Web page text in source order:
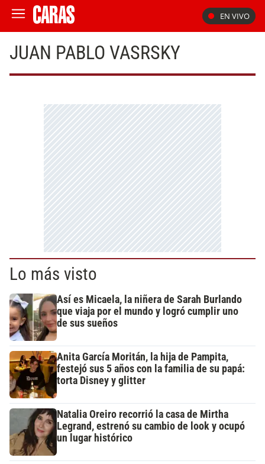
EN VIVO
JUAN PABLO VASRSKY
Lo más visto
Así es Micaela, la niñera de Sarah Burlando
que viaja por el mundo y logró cumplir uno
de sus sueños
Anita García Moritán, la hija de Pampita,
festejó sus 5 años con la familia de su papá:
torta Disney y glitter
Natalia Oreiro recorrió la casa de Mirtha
Legrand, estrenó su cambio de look y ocupó
un lugar histórico